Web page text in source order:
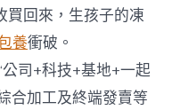
買回來，生孩子的凍
養衝破。
司+科技+基地+一起
合加工及終端發賣等